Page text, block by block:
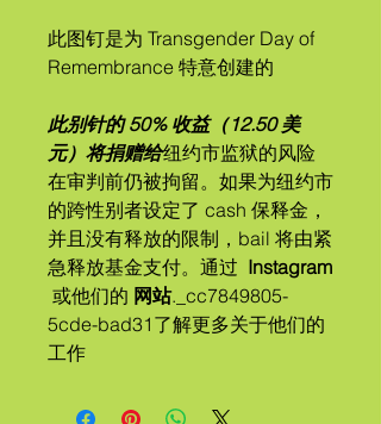
此图钉是为 Transgender Day of
Remembrance 特意创建的
此别针的 50% 收益（12.50 美
元）将捐赠给纽约市监狱的风险
在审判前仍被拘留。如果为纽约市
的跨性别者设定了 ​cash 保释金，
并且没有释放的限制，​bail 将由紧
急释放基金支付。通过 Instagram
或他们的 网站._cc7849805-
5cde-bad31了解更多关于他们的
工作